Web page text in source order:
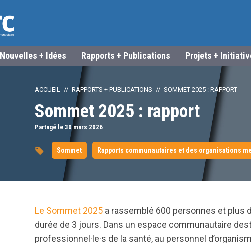
Nouvelles + Idées Rapports + Publications Projets +
ACCUEIL RAPPORTS + PUBLICATIONS SOMMET 2025 : RAPPORT
Sommet 2025 : rapport
Partagé le 30mars 2026
Sommet Rapports communautaires et des organisations
Le Sommet 2025 a rassemblé 600 personnes et plus
durée de 3 jours. Dans un espace communautaire
professionnel·le·s de la santé, au personnel